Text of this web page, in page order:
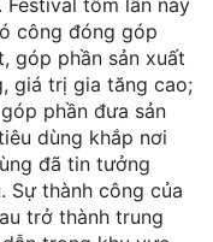
tôm lần này
công đóng góp
góp phần sản xuất
giá trị gia tăng cao;
phần đưa sản
dùng khắp nơi
đã tin tưởng
Sự thành công của
trở thành trung